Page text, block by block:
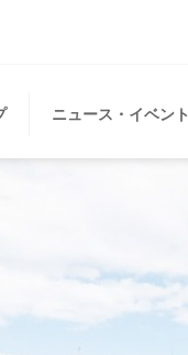
ニュース・イベント